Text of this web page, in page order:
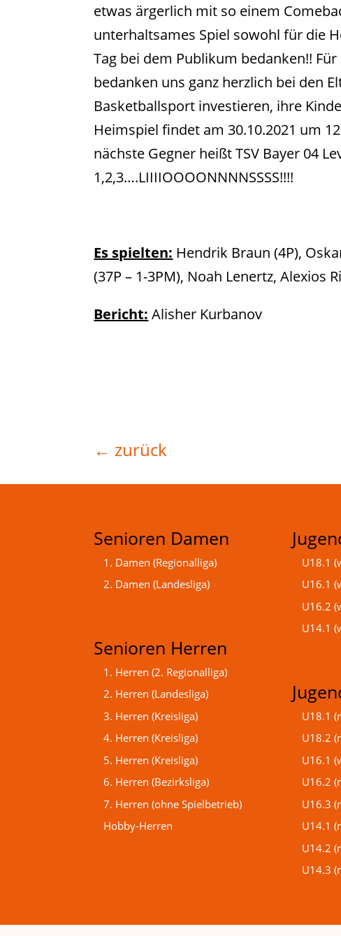
etwas ärgerlich mit so einem
unterhaltsames Spiel sowohl für die
Tag bei dem Publikum bedanken!!
bedanken uns ganz herzlich bei den
Basketballsport investieren, ihre
Heimspiel findet am 30.10.2021 um
nächste Gegner heißt TSV Bayer 04
1,2,3….LIIIIOOOONNNNSSSS!!!!
Es spielten: Hendrik Braun (4P),
(37P – 1-3PM), Noah Lenertz, Alexios
Bericht: Alisher Kurbanov
← zurück
Senioren Damen
1. Damen (Regionalliga)
2. Damen (Landesliga)
Senioren Herren
1. Herren (2. Regionalliga)
2. Herren (Landesliga)
3. Herren (Kreisliga)
4. Herren (Kreisliga)
5. Herren (Kreisliga)
6. Herren (Bezirksliga)
7. Herren (ohne Spielbetrieb)
Hobby-Herren
U18.1
U16.1
U16.2
U14.1
U18.1
U18.2
U16.1
U16.2
U16.3
U14.1
U14.2
U14.3